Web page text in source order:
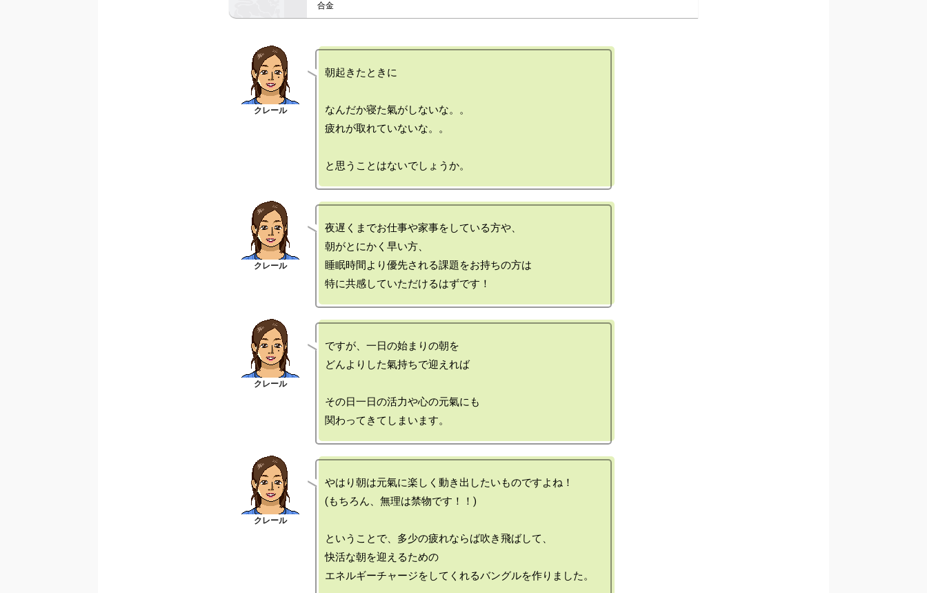
合金
朝起きたときに
なんだか寝た氣がしないな。。
疲れが取れていないな。。
夜遅くまでお仕事や家事をしている方や、
朝がとにかく早い方、
睡眠時間より優先される課題をお持ちの方は
ですが、一日の始まりの朝を
どんよりした氣持ちで迎えれば
その日一日の活力や心の元氣にも
やはり朝は元氣に楽しく動き出したいものですよね！
(もちろん、無理は禁物です！！)
ということで、多少の疲れならば吹き飛ばして、
快活な朝を迎えるための